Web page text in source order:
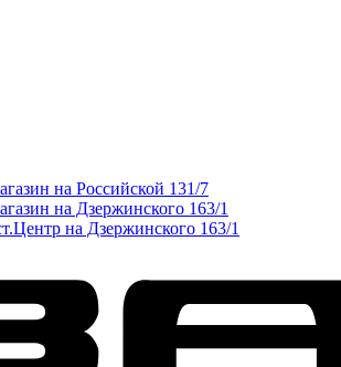
на Российской 131/7
на Дзержинского 163/1
на Дзержинского 163/1